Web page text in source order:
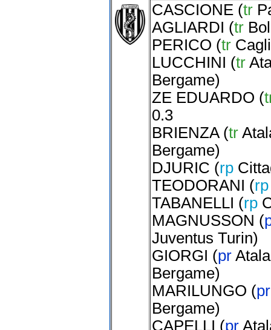
CASCIONE(tr
AGLIARDI (tr
PERICO (tr
LUCCHINI (tr
Bergame)
ZE EDUARDO (
0.3
BRIENZA(tr
Bergame)
DJURIC (rp
TEODORANI (
TABANELLI (rp
MAGNUSSON (
Juventus Turin)
GIORGI (pr
Bergame)
MARILUNGO (
Bergame)
CAPELLI (pr